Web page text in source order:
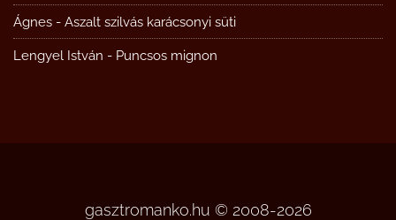
Ágnes - Aszalt szilvás karácsonyi süti
Lengyel István - Puncsos mignon
gasztromanko.hu © 2008-2026